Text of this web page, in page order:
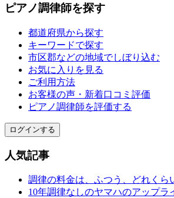
ピアノ調律師を探す
都道府県から探す
キーワードで探す
市区郡などの地域でしぼり込む
お気に入りを見る
ご利用方法
お客様の声・新着口コミ評価
ピアノ調律師を評価する
ログインする
人気記事
調律の料金は、ふつう、どれくら
10年調律なしのヤマハのアップ